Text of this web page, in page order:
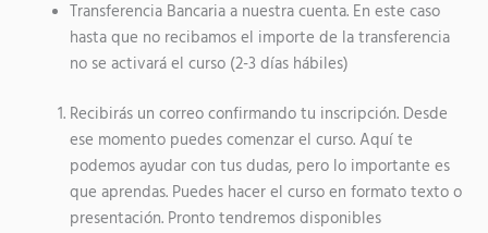
Transferencia Bancaria a nuestra cuenta. En este caso
hasta que no recibamos el importe de la transferencia
no se activará el curso (2-3 días hábiles)
Recibirás un correo confirmando tu inscripción. Desde
ese momento puedes comenzar el curso. Aquí te
podemos ayudar con tus dudas, pero lo importante es
que aprendas. Puedes hacer el curso en formato texto o
presentación. Pronto tendremos disponibles